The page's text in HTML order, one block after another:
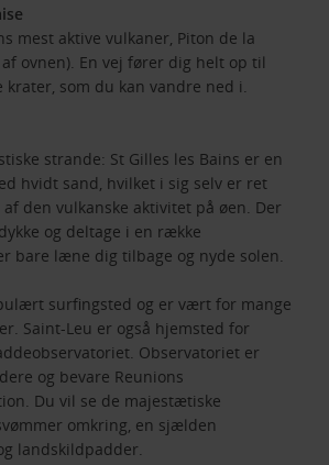
mest aktive vulkaner, Piton de la
ovnen). En vej fører dig helt op til
krater, som du kan vandre ned i.
strande: St Gilles les Bains er en
hvidt sand, hvilket i sig selv er ret
den vulkanske aktivitet på øen. Der
og deltage i en række
bare læne dig tilbage og nyde solen.
surfingsted og er vært for mange
Saint-Leu er også hjemsted for
Observatoriet er
og bevare Reunions
Du vil se de majestætiske
omkring, en sjælden
landskildpadder.